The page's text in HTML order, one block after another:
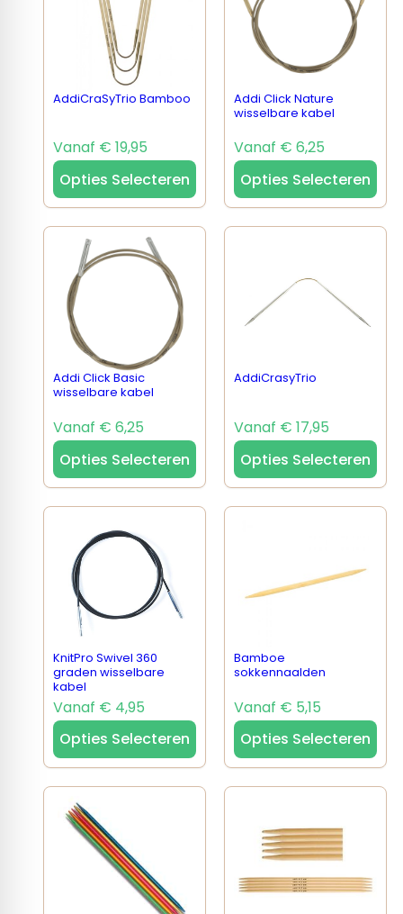
AddiCraSyTrio Bamboo
Vanaf € 19,95
Opties Selecteren
Addi Click Nature
wisselbare kabel
Vanaf € 6,25
Opties Selecteren
Addi Click Basic
wisselbare kabel
Vanaf € 6,25
Opties Selecteren
AddiCrasyTrio
Vanaf € 17,95
Opties Selecteren
KnitPro Swivel 360
graden wisselbare
kabel
Vanaf € 4,95
Opties Selecteren
Bamboe
sokkennaalden
Vanaf € 5,15
Opties Selecteren